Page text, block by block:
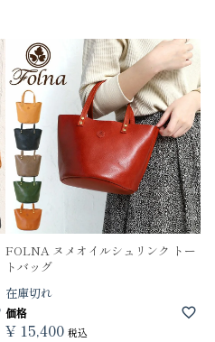
FOLNA ヌメオイルシュリンク トー
トバッグ
在庫切れ
価格
¥ 15,400 税込